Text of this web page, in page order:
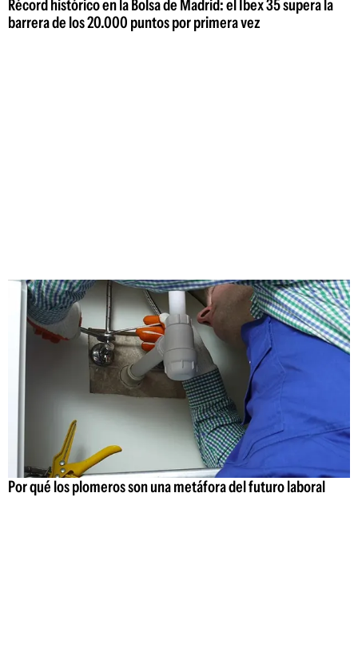
Récord histórico en la Bolsa de Madrid: el Ibex 35 supera la
barrera de los 20.000 puntos por primera vez
Por qué los plomeros son una metáfora del futuro laboral